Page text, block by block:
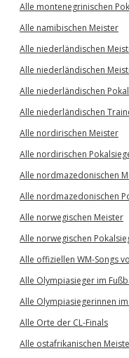
Alle montenegrinischen
Alle namibischen Meister
Alle niederländischen
Alle niederländischen
Alle niederländischen
Alle niederländischen
Alle nordirischen Meister
Alle nordirischen
Alle nordmazedonischen
Alle nordmazedonischen
Alle norwegischen Meister
Alle norwegischen
Alle offiziellen WM-Songs
Alle Olympiasieger im
Alle Olympiasiegerinnen
Alle Orte der CL-Finals
Alle ostafrikanischen